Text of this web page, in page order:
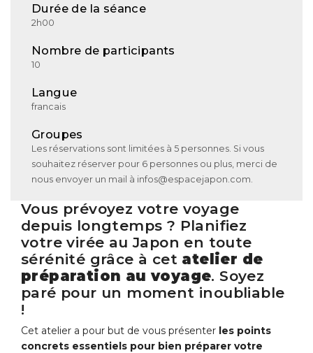
Durée de la séance
2h00
Nombre de participants
10
Langue
francais
Groupes
Les réservations sont limitées à 5 personnes. Si vous
souhaitez réserver pour 6 personnes ou plus, merci de
nous envoyer un mail à infos@espacejapon.com.
Vous prévoyez votre voyage
depuis longtemps ? Planifiez
votre virée au Japon en toute
sérénité grâce à cet atelier de
préparation au voyage. Soyez
paré pour un moment inoubliable
!
Cet atelier a pour but de vous présenter les points
concrets essentiels pour bien préparer votre